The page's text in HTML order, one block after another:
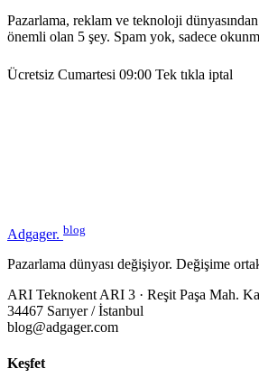
Pazarlama, reklam ve teknoloji
önemli olan 5 şey. Spam yok, sadece
Ücretsiz Cumartesi 09:00 Tek tıkla iptal
Adgager. blog
Pazarlama dünyası değişiyor. Değişime
ARI Teknokent ARI 3 · Reşit Paşa Mah.
34467 Sarıyer / İstanbul
blog@adgager.com
Keşfet